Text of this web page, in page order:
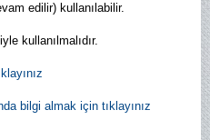
edilir) kullanılabilir.
kullanılmalıdır.
bilgi almak için tıklayınız